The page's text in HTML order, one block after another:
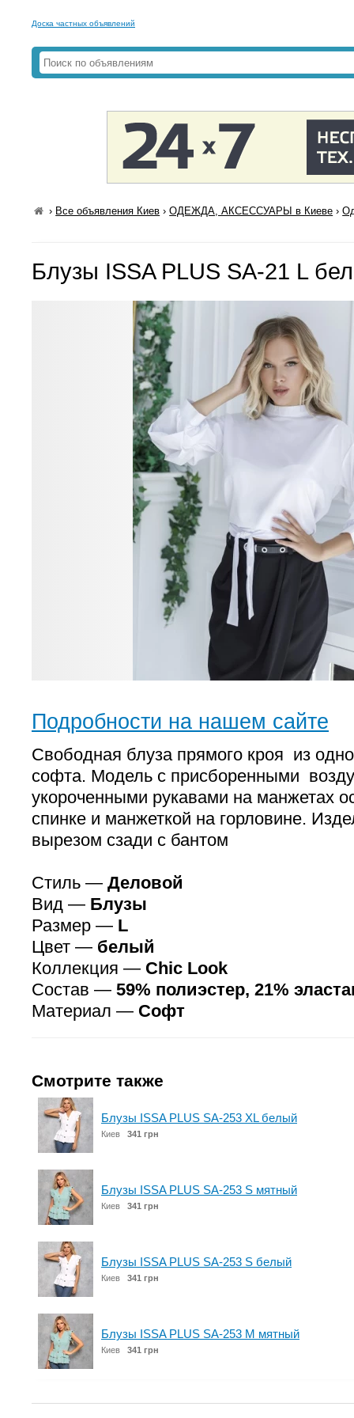
Доска частных объявлений
› Все объявления Киев ›ОДЕЖДА, АКСЕССУАРЫ в Киеве ›
Блузы ISSA PLUS SA-21 L
Подробности на нашем сайте
Свободная блуза прямого кроя из
софта. Модель с присборенными
укороченными рукавами на манжетах
спинке и манжеткой на горловине.
вырезом сзади с бантом
Стиль — Деловой
Вид — Блузы
Размер — L
Цвет — белый
Коллекция — Chic Look
Состав — 59% полиэстер, 21%
Материал — Софт
Смотрите также
Блузы ISSA PLUS SA-253 XL белый
Киев 341 грн
Блузы ISSA PLUS SA-253 S мятный
Киев 341 грн
Блузы ISSA PLUS SA-253 S белый
Киев 341 грн
Блузы ISSA PLUS SA-253 M мятный
Киев 341 грн